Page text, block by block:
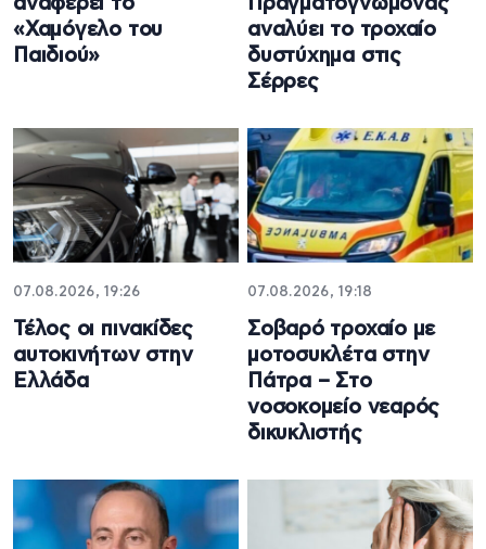
«Χαμόγελο του
Παιδιού»
αναλύει το τροχαίο
δυστύχημα στις
Σέρρες
07.08.2026, 19:26
Τέλος οι πινακίδες
αυτοκινήτων στην
Ελλάδα
07.08.2026, 19:18
Σοβαρό τροχαίο με
μοτοσυκλέτα στην
Πάτρα – Στο
νοσοκομείο νεαρός
δικυκλιστής